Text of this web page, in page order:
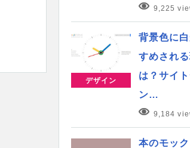
9,225
デザイン
背景色に
すめされ
は？サイ
ン…
9,184
本のモッ